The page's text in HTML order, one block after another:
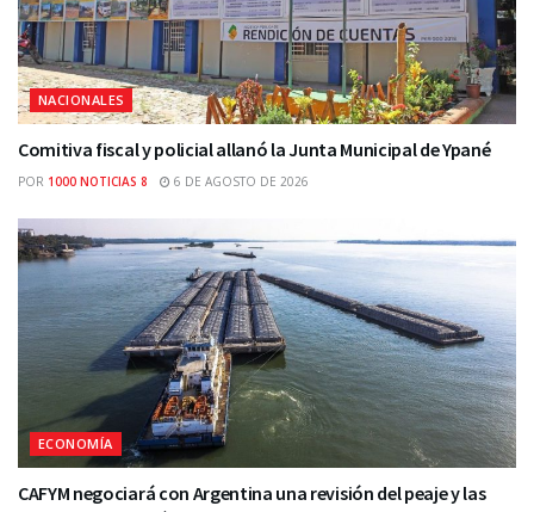
NACIONALES
Comitiva fiscal y policial allanó la Junta Municipal de Ypané
POR 1000 NOTICIAS 8 6 DE AGOSTO DE 2026
ECONOMÍA
CAFYM negociará con Argentina una revisión del peaje y las